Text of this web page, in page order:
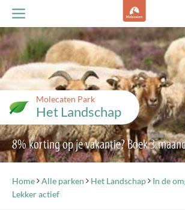
Molecaten Park
Het Landschap
8% korting op je vakantie? Boek 3
Home Alle parken Het Landschap
In de
Lekker actief